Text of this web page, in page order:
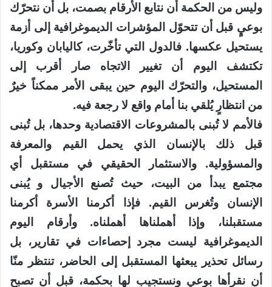
وليس من الحكمة أن نتابع الأرقام بصمت، بل أن نتحرّك
بوعيٍ قبل أن تتحوّل المؤشرات الديموغرافية إلى أزمة
يستحيل عكسها. فالدول التي تأخّرت، كاليابان وكوريا،
تكتشف اليوم أن تغيير الاتجاه صار أقرب إلى
المستحيل، والتحرّك اليوم حين يبقى الأمر ممكناً خيرٌ
من انتظارٍ يُلقي بنا أمام واقع لا رجعة فيه.
فالأمم لا تُبنى بالمشروعات الاقتصادية وحدها، بل تُبنى
قبل ذلك بالإنسان الذي يحمل القيم والمعرفة
والمسؤولية. والاستثمار الحقيقي في مستقبل أي
مجتمع يبدأ من البيت، حيث تُصنع الأجيال و يُبنى
الإنسان وتُغرس القيم. فإذا أكرمنا الأسرة أكرمنا
مستقبلنا، وإذا أهملناها أهملناه. وأرقام اليوم
الديموغرافية ليست مجرد إحصاءات في تقارير، بل
رسائل تحذير يبعثها المستقبل إلى الحاضر، تنتظر منّا
أن نقرأها بوعي ونستجيب لها بحكمة، قبل أن تصبح